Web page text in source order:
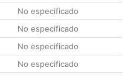
No especificado
No especificado
No especificado
No especificado